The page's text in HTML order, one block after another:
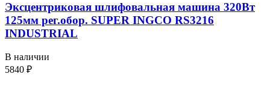
Эксцентриковая шлифовальная машина 320Вт
125мм рег.обор. SUPER INGCO RS3216
INDUSTRIAL
В наличии
5840 ₽